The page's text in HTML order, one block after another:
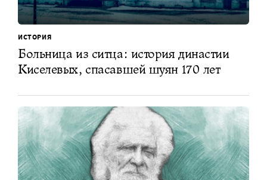
ИСТОРИЯ
Больница из ситца: история династии
Киселевых, спасавшей шуян 170 лет